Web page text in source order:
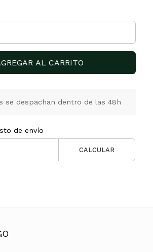
AL CARRITO
se despachan dentro de las 48h
de envío
CALCULAR